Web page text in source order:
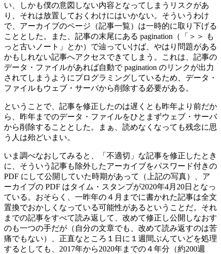
い、しかも僕の意図しない内容となってしまうリスクがあ
り、それは放置しておくわけにはいかない。そういうわけ
で、アーカイブのページ（記事一覧）は一時的に取り下げる
こととした。また、記事の末尾にある pagination（「＞＞ も
っと古いノート」とか）で辿っていけば、やはり問題がある
かもしれない記事へアクセスできてしまう。これは、記事の
データ・ファイルがあれば自動で pagination のリンクが出力
されてしまうようにプログラミングしているため、データ・
ファイルもウェブ・サーバから削除する必要がある。
ということで、記事を修正したのは遅くとも昨年より前だか
ら、昨年までのデータ・ファイルをひとまずウェブ・サーバ
から削除することとした。まぁ、読めなくなっても残念に思
う人は殆どいまい。
いま調べなおしてみると、「不適切」な記事を修正したとき
に、そういう記事も除外したアーカイブをパスワード付きの
PDF にして公開していた時期があって（上記の写真）、ア
ーカイブの PDF はタイム・スタンプが2020年4月20日となっ
ている。おそらく、一昨年の４月までに書かれた記事は全文
置換でおかしくなっている可能性があるということだ。それ
までの記事をすべて読み返して、改めて修正し公開しなおす
のも一つの手だが（自分の文章でも、改めて読み返すのは苦
痛でもない）、正直なところ１日に１週間ぶんていどを処理
するとしても、2017年から2020年までの４年分（約200週